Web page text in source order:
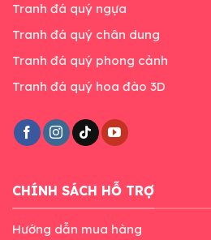
Tranh đá quý ngựa
Tranh đá quý chân dung
Tranh đá quý phong cảnh
Tranh đá quý hoa đào 3D
CHÍNH SÁCH HỖ TRỢ
Hướng dẫn mua hàng